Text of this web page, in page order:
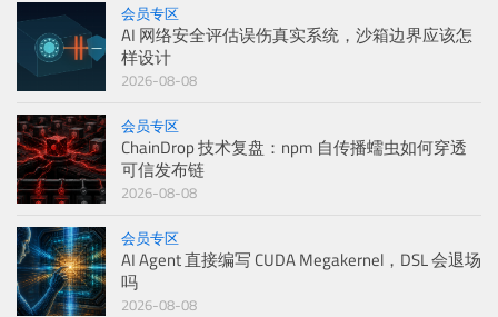
会员专区
AI 网络安全评估误伤真实系统，沙箱边界应该怎
样设计
2026-08-08
会员专区
ChainDrop 技术复盘：npm 自传播蠕虫如何穿透
可信发布链
2026-08-08
会员专区
AI Agent 直接编写 CUDA Megakernel，DSL 会退场
吗
2026-08-08